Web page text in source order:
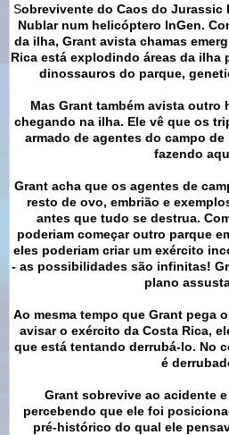
Sobrevivente do Caos do Jurassic
Nublar num helicóptero InGen.
da ilha, Grant avista chamas
Rica está explodindo áreas da ilha
dinossauros do parque,
Mas Grant também avista
chegando na ilha. Ele vê que os
armado de agentes do campo
fazendo
Grant acha que os agentes de
resto de ovo, embrião e
antes que tudo se destrua.
poderiam começar outro parque
eles poderiam criar um exército
- as possibilidades são infinitas!
plano
Ao mesma tempo que Grant pega
avisar o exército da Costa Rica,
que está tentando derrubá-lo. No
é
Grant sobrevive ao acidente
percebendo que ele foi
pré-histórico do qual ele